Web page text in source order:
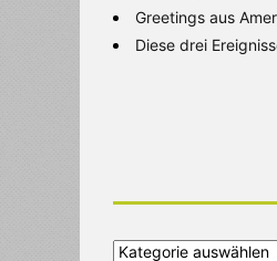
Greetings aus
Diese drei
Alle